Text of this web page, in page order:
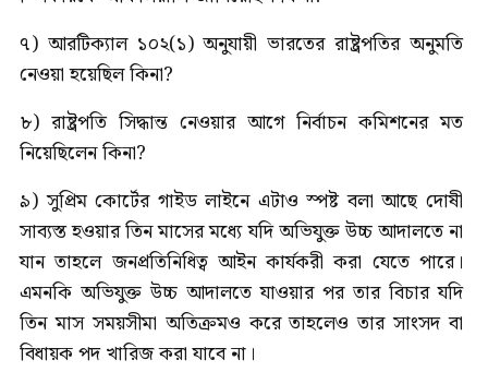
৭) আরটিক্যাল ১০২(১) অনুযায়ী ভারতের রাষ্ট্রপতির অনুমতি
নেওয়া হয়েছিল কিনা?
৮) রাষ্ট্রপতি সিদ্ধান্ত নেওয়ার আগে নির্বাচন কমিশনের মত
নিয়েছিলেন কিনা?
৯) সুপ্রিম কোর্টের গাইড লাইনে এটাও স্পষ্ট বলা আছে দোষী
সাব্যস্ত হওয়ার তিন মাসের মধ্যে যদি অভিযুক্ত উচ্চ আদালতে না
যান তাহলে জনপ্রতিনিধিত্ব আইন কার্যকরী করা যেতে পারে।
এমনকি অভিযুক্ত উচ্চ আদালতে যাওয়ার পর তার বিচার যদি
তিন মাস সময়সীমা অতিক্রমও করে তাহলেও তার সাংসদ বা
বিধায়ক পদ খারিজ করা যাবে না।